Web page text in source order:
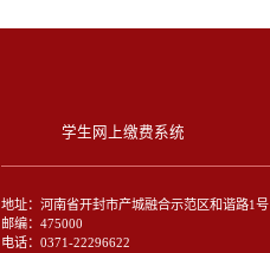
学生网上缴费系统
地址：河南省开封市产城融合示范区和谐路1号
邮编：475000
电话：0371-22296622